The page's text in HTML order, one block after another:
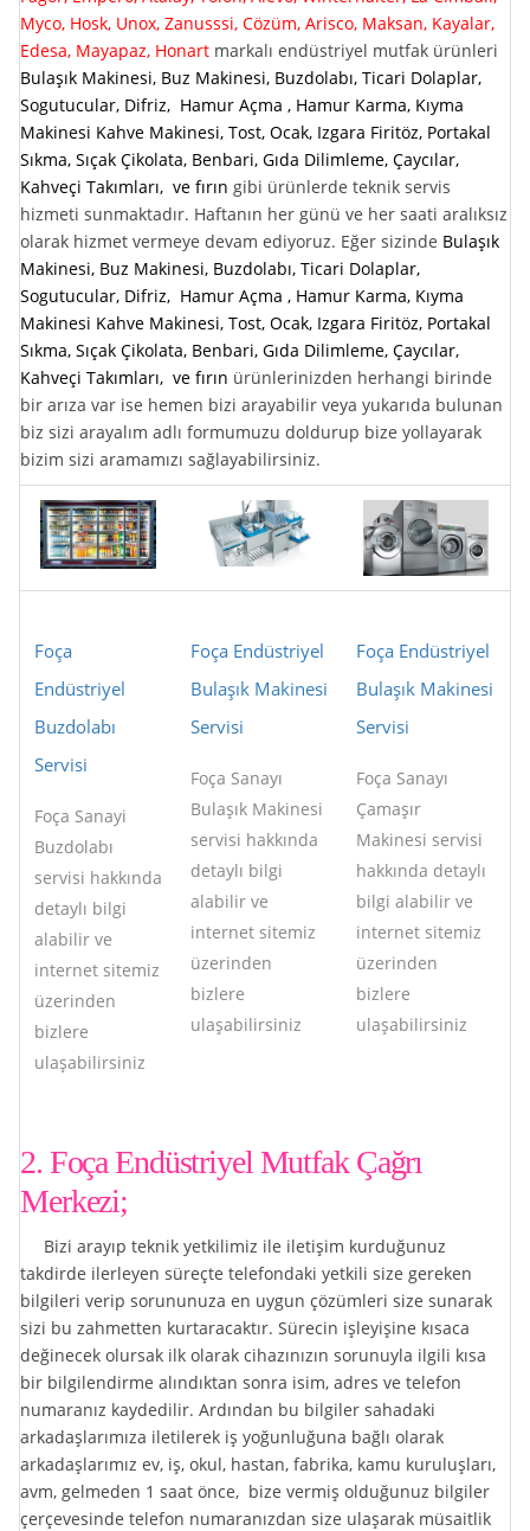
Myco, Hosk, Unox, Zanusssi, Cözüm, Arisco, Maksan, Kayalar,
Edesa, Mayapaz, Honart markalı endüstriyel mutfak ürünleri
Bulaşık Makinesi, Buz Makinesi, Buzdolabı, Ticari Dolaplar,
Sogutucular, Difriz, Hamur Açma , Hamur Karma, Kıyma
Makinesi Kahve Makinesi, Tost, Ocak, Izgara Firitöz, Portakal
Sıkma, Sıçak Çikolata, Benbari, Gıda Dilimleme, Çaycılar,
Kahveçi Takımları, ve fırın gibi ürünlerde teknik servis
hizmeti sunmaktadır. Haftanın her günü ve her saati aralıksız
olarak hizmet vermeye devam ediyoruz. Eğer sizinde Bulaşık
Makinesi, Buz Makinesi, Buzdolabı, Ticari Dolaplar,
Sogutucular, Difriz, Hamur Açma , Hamur Karma, Kıyma
Makinesi Kahve Makinesi, Tost, Ocak, Izgara Firitöz, Portakal
Sıkma, Sıçak Çikolata, Benbari, Gıda Dilimleme, Çaycılar,
Kahveçi Takımları, ve fırın ürünlerinizden herhangi birinde
bir arıza var ise hemen bizi arayabilir veya yukarıda bulunan
biz sizi arayalım adlı formumuzu doldurup bize yollayarak
bizim sizi aramamızı sağlayabilirsiniz.
Foça
Endüstriyel
Buzdolabı
Servisi
Foça Sanayi
Buzdolabı
servisi hakkında
detaylı bilgi
alabilir ve
internet sitemiz
üzerinden
bizlere
ulaşabilirsiniz
Foça Endüstriyel
Bulaşık Makinesi
Servisi
Foça Sanayı
Bulaşık Makinesi
servisi hakkında
detaylı bilgi
alabilir ve
internet sitemiz
üzerinden
bizlere
ulaşabilirsiniz
Foça Endüstriyel
Bulaşık Makinesi
Servisi
Foça Sanayı
Çamaşır
Makinesi servisi
hakkında detaylı
bilgi alabilir ve
internet sitemiz
üzerinden
bizlere
ulaşabilirsiniz
2. Foça Endüstriyel Mutfak Çağrı
Merkezi;
Bizi arayıp teknik yetkilimiz ile iletişim kurduğunuz
takdirde ilerleyen süreçte telefondaki yetkili size gereken
bilgileri verip sorununuza en uygun çözümleri size sunarak
sizi bu zahmetten kurtaracaktır. Sürecin işleyişine kısaca
değinecek olursak ilk olarak cihazınızın sorunuyla ilgili kısa
bir bilgilendirme alındıktan sonra isim, adres ve telefon
numaranız kaydedilir. Ardından bu bilgiler sahadaki
arkadaşlarımıza iletilerek iş yoğunluğuna bağlı olarak
arkadaşlarımız ev, iş, okul, hastan, fabrika, kamu kuruluşları,
avm, gelmeden 1 saat önce, bize vermiş olduğunuz bilgiler
çerçevesinde telefon numaranızdan size ulaşarak müsaitlik